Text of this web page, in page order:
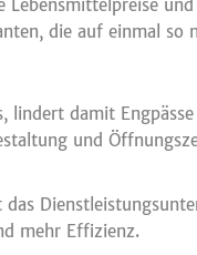
die auf einmal so
lindert damit
und
mehr Effizienz.